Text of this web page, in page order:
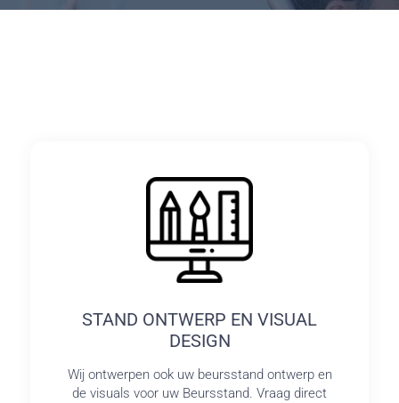
STAND ONTWERP EN VISUAL
DESIGN
Wij ontwerpen ook uw beursstand ontwerp en
de visuals voor uw Beursstand. Vraag direct